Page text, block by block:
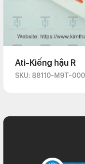
Ati-Kiếng hậu R
SKU: 88110-M9T-